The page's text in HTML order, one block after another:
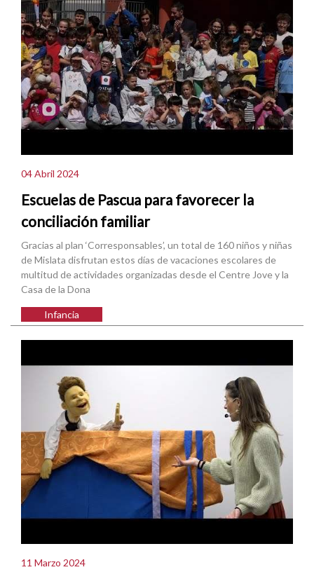
04 Abril 2024
Escuelas de Pascua para favorecer la
conciliación familiar
Gracias al plan ‘Corresponsables’, un total de 160 niños y niñas
de Mislata disfrutan estos días de vacaciones escolares de
multitud de actividades organizadas desde el Centre Jove y la
Casa de la Dona
Infancia
11 Marzo 2024